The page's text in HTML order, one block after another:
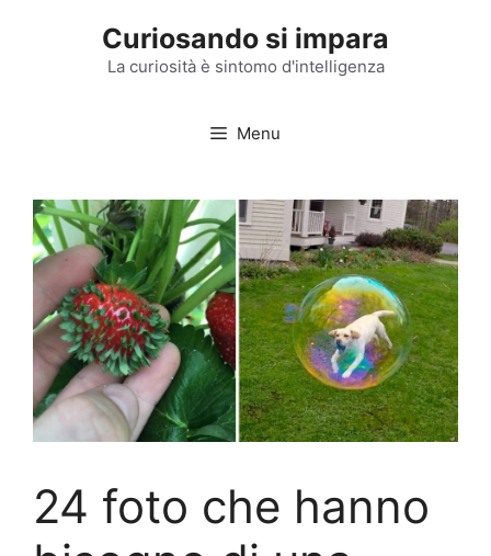
Curiosando si impara
La curiosità è sintomo d'intelligenza
Menu
24 foto che hanno